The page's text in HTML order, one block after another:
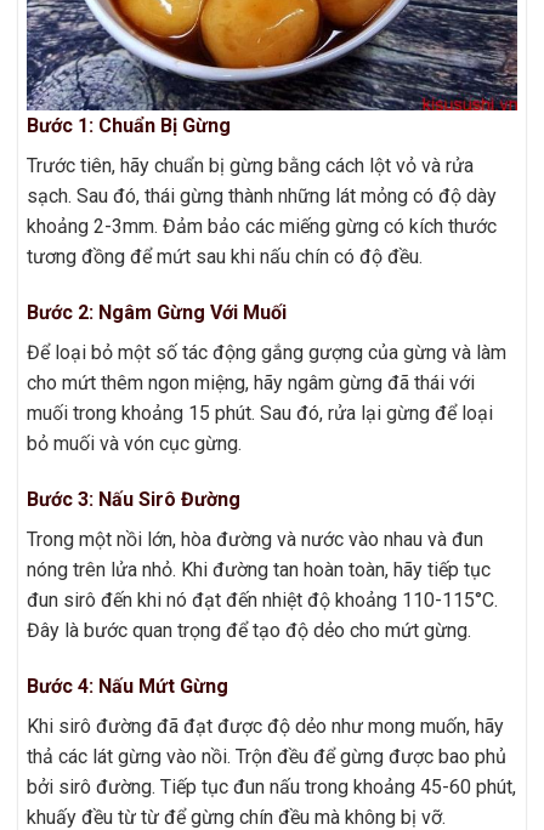
Bước 1: Chuẩn Bị Gừng
Trước tiên, hãy chuẩn bị gừng bằng cách lột vỏ và rửa
sạch. Sau đó, thái gừng thành những lát mỏng có độ dày
khoảng 2-3mm. Đảm bảo các miếng gừng có kích thước
tương đồng để mứt sau khi nấu chín có độ đều.
Bước 2: Ngâm Gừng Với Muối
Để loại bỏ một số tác động gắng gượng của gừng và làm
cho mứt thêm ngon miệng, hãy ngâm gừng đã thái với
muối trong khoảng 15 phút. Sau đó, rửa lại gừng để loại
bỏ muối và vón cục gừng.
Bước 3: Nấu Sirô Đường
Trong một nồi lớn, hòa đường và nước vào nhau và đun
nóng trên lửa nhỏ. Khi đường tan hoàn toàn, hãy tiếp tục
đun sirô đến khi nó đạt đến nhiệt độ khoảng 110-115°C.
Đây là bước quan trọng để tạo độ dẻo cho mứt gừng.
Bước 4: Nấu Mứt Gừng
Khi sirô đường đã đạt được độ dẻo như mong muốn, hãy
thả các lát gừng vào nồi. Trộn đều để gừng được bao phủ
bởi sirô đường. Tiếp tục đun nấu trong khoảng 45-60 phút,
khuấy đều từ từ để gừng chín đều mà không bị vỡ.